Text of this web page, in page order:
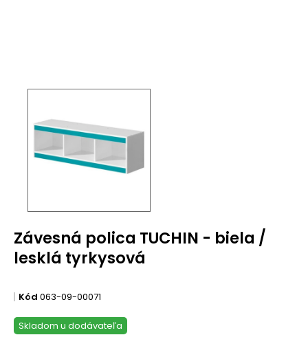
Závesná polica TUCHIN - biela /
lesklá tyrkysová
Kód 063-09-00071
Skladom u dodávateľa